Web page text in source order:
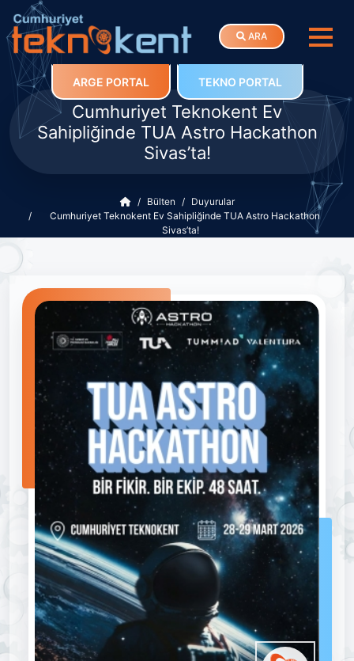
ARA
ARGE PORTAL TEKNO PORTAL
Cumhuriyet Teknokent Ev
Sahipliğinde TUA Astro Hackathon
Sivas’ta!
Bülten
Duyurular
Cumhuriyet Teknokent Ev Sahipliğinde TUA Astro Hackathon
Sivas’ta!